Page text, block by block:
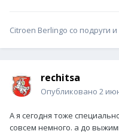
Citroen Berlingo со подруги
rechitsa
Опубликовано 2
А я сегодня тоже
совсем немного. а до